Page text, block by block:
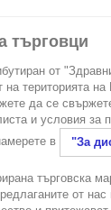
търговци
от
на територията
да се
и условия за
в
"За
търговска
от нас